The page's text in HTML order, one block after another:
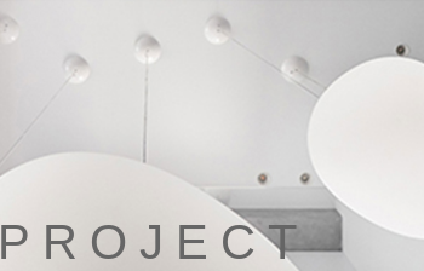
PROJECT